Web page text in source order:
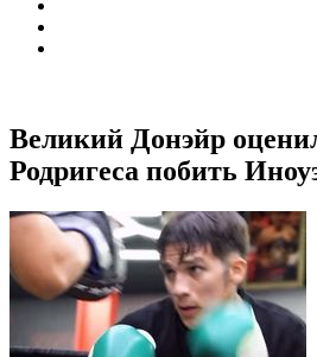
Великий Донэйр
Родригеса побить